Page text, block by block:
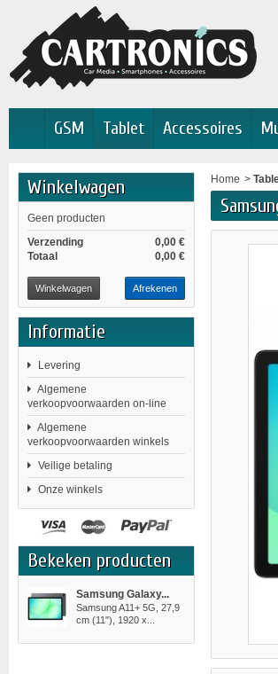
GSM Tablet Accessoires
Winkelwagen
Geen producten
0,00 €
Verzending
0,00 €
Totaal
Winkelwagen Afrekenen
Informatie
Levering
Algemene
verkoopvoorwaarden on-line
Algemene
verkoopvoorwaarden winkels
Veilige betaling
Onze winkels
Bekeken producten
Samsung Galaxy...
Samsung A11+ 5G, 27,9
cm (11"), 1920 x...
Home >